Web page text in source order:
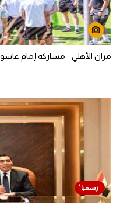
مران الأهلي - مشاركة إمام